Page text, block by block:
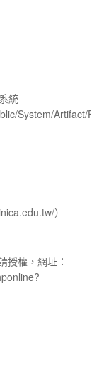
統
System/Artifact/
）
授權，網址：